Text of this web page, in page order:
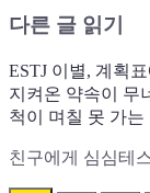
다른 글 읽기
ESTJ 이별, 계획
지켜온 약속이 무
척이 며칠 못 가는
친구에게 심심테